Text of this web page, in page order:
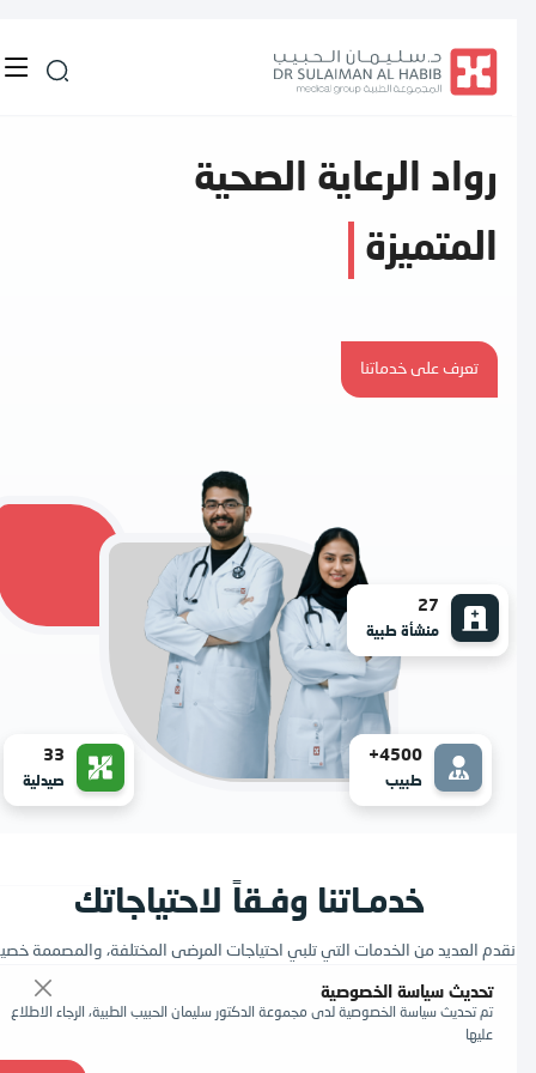
رواد الرعاية الصحية
المتميزة
تعرف على خدماتنا
27
منشأة طبية
33
صيدلية
4500+
طبيب
خدمـاتنا وفـقاً لاحتياجاتك
نقدم العديد من الخدمات التي تلبي احتياجات المرضى المختلفة، والمصممة خصيصًا
تحديث سياسة الخصوصية
تم تحديث سياسة الخصوصية لدى مجموعة الدكتور سليمان الحبيب الطبية، الرجاء الاطلاع
عليها